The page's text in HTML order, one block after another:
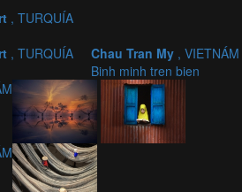
, TURQUÍA
, TURQUÍA
Chau Tran My , VIETNÁM
Binh minh tren bien